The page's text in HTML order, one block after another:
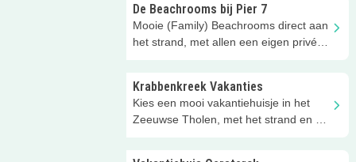
De Beachrooms bij Pier 7
Mooie (Family) Beachrooms direct aan
het strand, met allen een eigen privé
Krabbenkreek Vakanties
Kies een mooi vakantiehuisje in het
Zeeuwse Tholen, met het strand en de